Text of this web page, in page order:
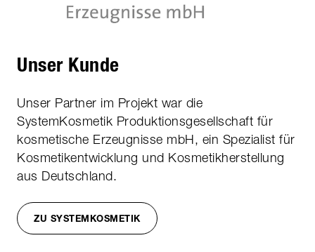
Unser Kunde
Unser Partner im Projekt war die
SystemKosmetik Produktionsgesellschaft für
kosmetische Erzeugnisse mbH, ein Spezialist für
Kosmetikentwicklung und Kosmetikherstellung
aus Deutschland.
ZU SYSTEMKOSMETIK